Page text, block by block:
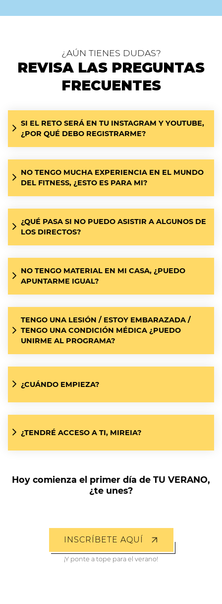
¿AÚN TIENES DUDAS?
REVISA LAS PREGUNTAS
FRECUENTES
SI EL RETO SERÁ EN TU INSTAGRAM Y YOUTUBE,
¿POR QUÉ DEBO REGISTRARME?
NO TENGO MUCHA EXPERIENCIA EN EL MUNDO
DEL FITNESS, ¿ESTO ES PARA MI?
¿QUÉ PASA SI NO PUEDO ASISTIR A ALGUNOS DE
LOS DIRECTOS?
NO TENGO MATERIAL EN MI CASA, ¿PUEDO
APUNTARME IGUAL?
TENGO UNA LESIÓN / ESTOY EMBARAZADA /
TENGO UNA CONDICIÓN MÉDICA ¿PUEDO
UNIRME AL PROGRAMA?
¿CUÁNDO EMPIEZA?
¿TENDRÉ ACCESO A TI, MIREIA?
Hoy comienza el primer día de TU VERANO,
¿te unes?
INSCRÍBETE AQUÍ
¡Y ponte a tope para el verano!